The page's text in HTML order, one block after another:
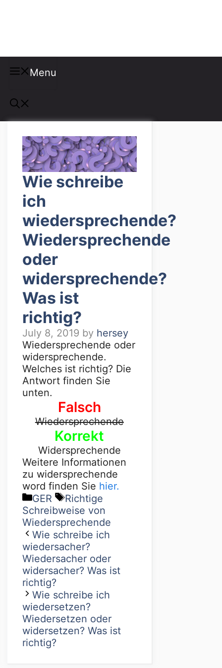
Menu
Wie schreibe
ich
wiedersprechende?
Wiedersprechende
oder
widersprechende?
Was ist
richtig?
July 8, 2019 by hersey
Wiedersprechende oder
widersprechende.
Welches ist richtig? Die
Antwort finden Sie
unten.
Falsch
Wiedersprechende
Korrekt
Widersprechende
Weitere Informationen
zu widersprechende
word finden Sie hier.
GER
Richtige
Schreibweise von
Wiedersprechende
Wie schreibe ich
wiedersacher?
Wiedersacher oder
widersacher? Was ist
richtig?
Wie schreibe ich
wiedersetzen?
Wiedersetzen oder
widersetzen? Was ist
richtig?